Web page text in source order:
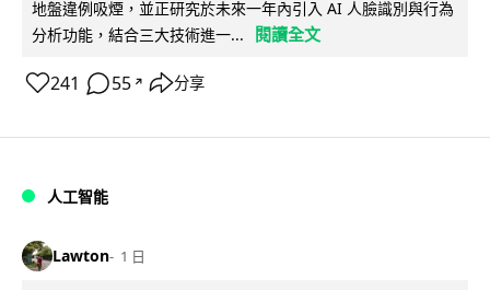
地盤違例吸煙，並正研究於未來一年內引入 AI 人臉識別與行為
分析功能，結合三大技術進一...
閱讀全文
241 55 ↗ 分享
人工智能
Lawton 1 日